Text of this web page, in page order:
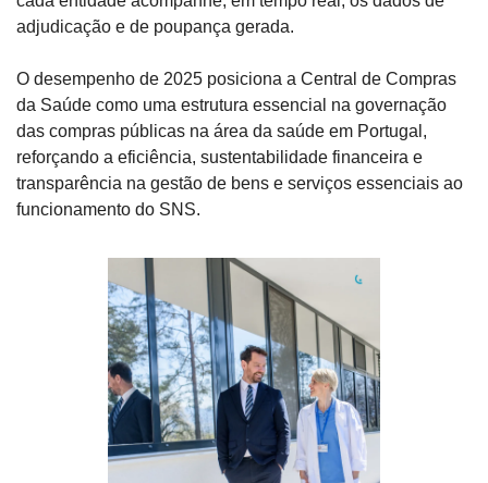
adjudicação e de poupança gerada.
O desempenho de 2025 posiciona a Central de Compras
da Saúde como uma estrutura essencial na governação
das compras públicas na área da saúde em Portugal,
reforçando a eficiência, sustentabilidade financeira e
transparência na gestão de bens e serviços essenciais ao
funcionamento do SNS.